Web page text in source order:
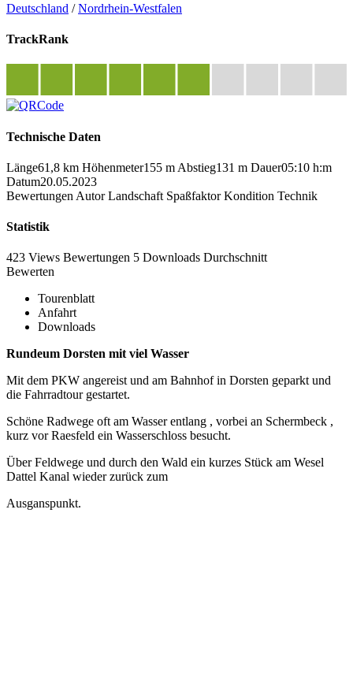
Deutschland /Nordrhein-Westfalen
TrackRank
Technische Daten
Länge61,8 km Höhenmeter155 m Abstieg131 m Dauer05:10 h:m
Datum20.05.2023
Bewertungen Autor Landschaft Spaßfaktor Kondition Technik
Statistik
423 Views Bewertungen 5 Downloads Durchschnitt
Bewerten
Tourenblatt
Anfahrt
Downloads
Rundeum Dorsten mit viel Wasser
Mit dem PKW angereist und am Bahnhof in Dorsten geparkt und
die Fahrradtour gestartet.
Schöne Radwege oft am Wasser entlang , vorbei an Schermbeck ,
kurz vor Raesfeld ein Wasserschloss besucht.
Über Feldwege und durch den Wald ein kurzes Stück am Wesel
Dattel Kanal wieder zurück zum
Ausganspunkt.